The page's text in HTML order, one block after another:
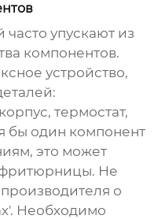
упускают из
компонентов.
устройство,
термостат,
бы один компонент
это может
Не
производителя о
Необходимо